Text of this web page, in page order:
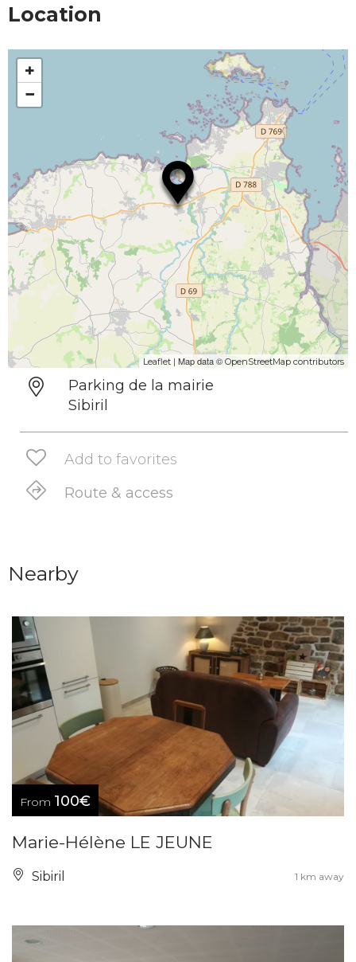
Location
+
−
Leaflet | Map data © OpenStreetMap contributors
Parking de la mairie
Sibiril
Add to favorites
Route & access
Nearby
From 100€
Marie-Hélène LE JEUNE
Sibiril 1 km away